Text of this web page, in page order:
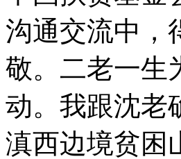
沟通交流中，
敬。二老一生
动。我跟沈老
滇西边境贫困